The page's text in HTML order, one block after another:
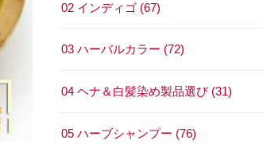
02 インディゴ (67)
03 ハーバルカラー (72)
04 ヘナ＆白髪染め製品選び (31)
05 ハーブシャンプー (76)